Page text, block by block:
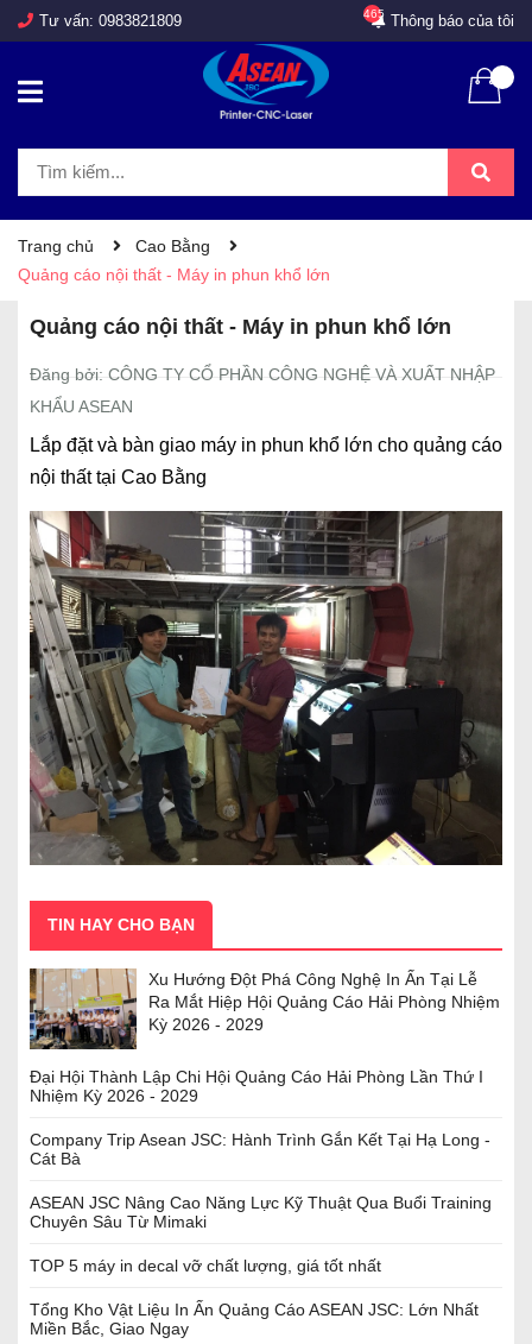
Tư vấn: 0983821809 Thông báo của tôi
465
Trang chủ
Cao Bằng
Quảng cáo nội thất - Máy in phun khổ lớn
Quảng cáo nội thất - Máy in phun khổ lớn
Đăng bởi: CÔNG TY CỔ PHẦN CÔNG NGHỆ VÀ XUẤT NHẬP
KHẨU ASEAN
Lắp đặt và bàn giao máy in phun khổ lớn cho quảng cáo
nội thất tại Cao Bằng
TIN HAY CHO BẠN
Xu Hướng Đột Phá Công Nghệ In Ấn Tại Lễ
Ra Mắt Hiệp Hội Quảng Cáo Hải Phòng Nhiệm
Kỳ 2026 - 2029
Đại Hội Thành Lập Chi Hội Quảng Cáo Hải Phòng Lần Thứ I
Nhiệm Kỳ 2026 - 2029
Company Trip Asean JSC: Hành Trình Gắn Kết Tại Hạ Long -
Cát Bà
ASEAN JSC Nâng Cao Năng Lực Kỹ Thuật Qua Buổi Training
Chuyên Sâu Từ Mimaki
TOP 5 máy in decal vỡ chất lượng, giá tốt nhất
Tổng Kho Vật Liệu In Ấn Quảng Cáo ASEAN JSC: Lớn Nhất
Miền Bắc, Giao Ngay